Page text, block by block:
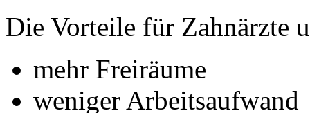
Die Vorteile für Zahnärzte
mehr Freiräume
weniger Arbeitsaufwand